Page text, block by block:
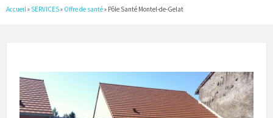
Accueil » SERVICES» Offre de santé» Pôle Santé Montel-de-Gelat